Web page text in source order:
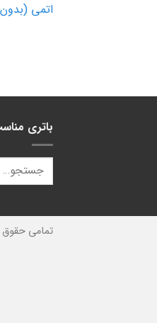
اتمی (بدون
باتری
تمامی